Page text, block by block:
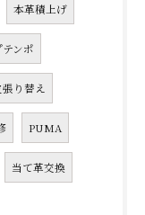
本革積上げ
ンポ
り替え
PUMA
当て革交換